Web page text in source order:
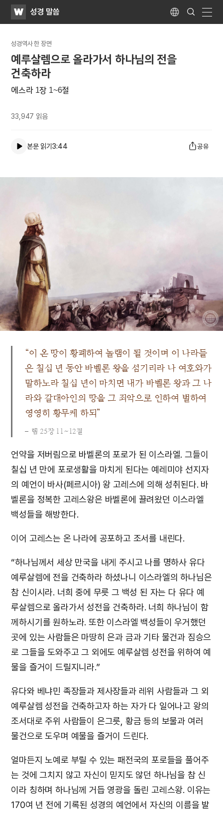
WATV성경 말씀 Language
Search
Submit
성경역사 한 장면
예루살렘으로 올라가서 하나님의 전을
건축하라
에스라 1장 1~6절
33,947 읽음
본문 읽기3:44 공유
“이 온 땅이 황폐하여 놀램이 될 것이며 이 나라들
은 칠십 년 동안 바벨론 왕을 섬기리라 나 여호와가
말하노라 칠십 년이 마치면 내가 바벨론 왕과 그 나
라와 갈대아인의 땅을 그 죄악으로 인하여 벌하여
영영히 황무케 하되”
렘 25장 11~12절
언약을 저버림으로 바벨론의 포로가 된 이스라엘. 그들이
칠십 년 만에 포로생활을 마치게 된다는 예레미야 선지자
의 예언이 바사(페르시아) 왕 고레스에 의해 성취된다. 바
벨론을 정복한 고레스왕은 바벨론에 끌려왔던 이스라엘
백성들을 해방한다.
이어 고레스는 온 나라에 공포하고 조서를 내린다.
“하나님께서 세상 만국을 내게 주시고 나를 명하사 유다
예루살렘에 전을 건축하라 하셨나니 이스라엘의 하나님은
참 신이시라. 너희 중에 무릇 그 백성 된 자는 다 유다 예
루살렘으로 올라가서 성전을 건축하라. 너희 하나님이 함
께하시기를 원하노라. 또한 이스라엘 백성들이 우거했던
곳에 있는 사람들은 마땅히 은과 금과 기타 물건과 짐승으
로 그들을 도와주고 그 외에도 예루살렘 성전을 위하여 예
물을 즐거이 드릴지니라.”
유다와 베냐민 족장들과 제사장들과 레위 사람들과 그 외
예루살렘 성전을 건축하고자 하는 자가 다 일어나고 왕의
조서대로 주위 사람들이 은그릇, 황금 등의 보물과 여러
물건으로 도우며 예물을 즐거이 드린다.
얼마든지 노예로 부릴 수 있는 패전국의 포로들을 풀어주
는 것에 그치지 않고 자신이 믿지도 않던 하나님을 참 신
이라 칭하며 하나님께 거듭 영광을 돌린 고레스왕. 이유는
170여 년 전에 기록된 성경의 예언에서 자신의 이름을 발